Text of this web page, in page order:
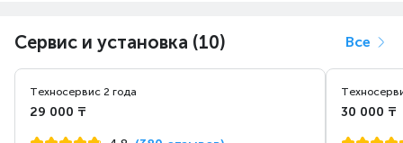
Сервис и установка (10) Все
Техносервис 2 года
29 000 ₸ 30 000 ₸